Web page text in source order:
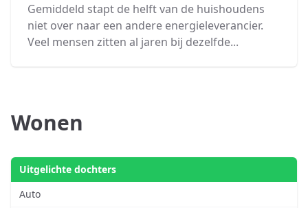
Gemiddeld stapt de helft van de huishoudens
niet over naar een andere energieleverancier.
Veel mensen zitten al jaren bij dezelfde...
Wonen
Uitgelichte dochters
Auto